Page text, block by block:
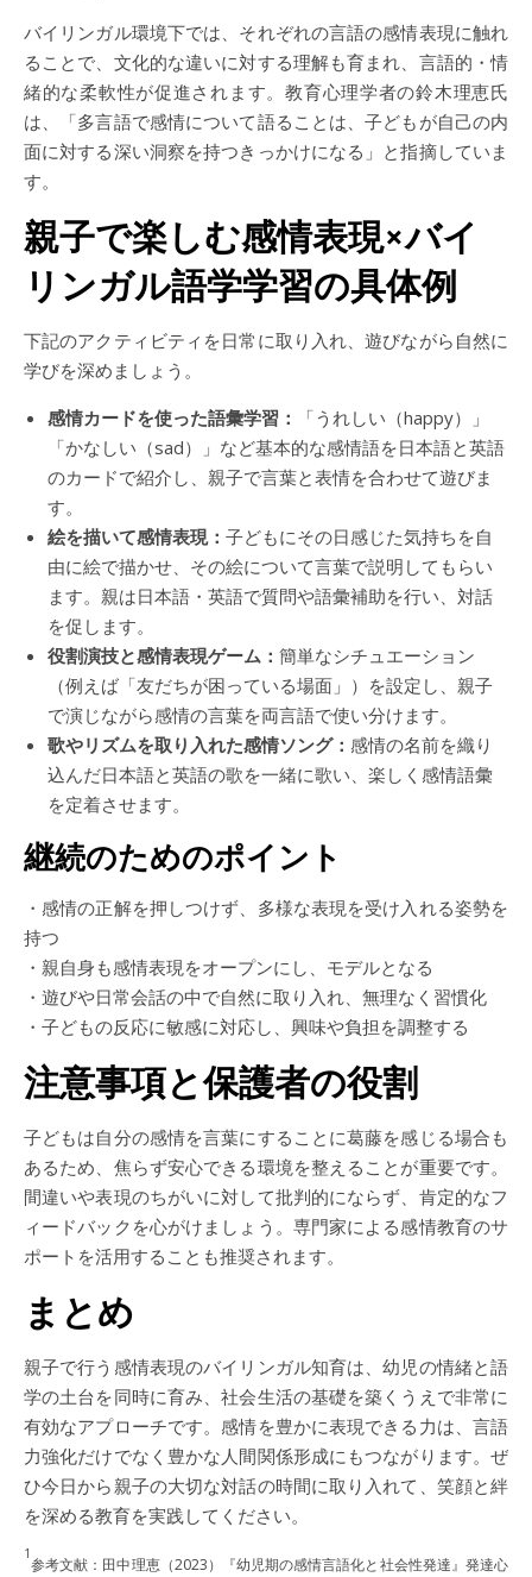
バイリンガル環境下では、それぞれの言語の感情表現に触れ
ることで、文化的な違いに対する理解も育まれ、言語的・情
緒的な柔軟性が促進されます。教育心理学者の鈴木理恵氏
は、「多言語で感情について語ることは、子どもが自己の内
面に対する深い洞察を持つきっかけになる」と指摘していま
す。
親子で楽しむ感情表現×バイ
リンガル語学学習の具体例
下記のアクティビティを日常に取り入れ、遊びながら自然に
学びを深めましょう。
感情カードを使った語彙学習：
「うれしい（happy）」
「かなしい（sad）」など基本的な感情語を日本語と英語
のカードで紹介し、親子で言葉と表情を合わせて遊びま
す。
絵を描いて感情表現： 子どもにその日感じた気持ちを自
由に絵で描かせ、その絵について言葉で説明してもらい
ます。親は日本語・英語で質問や語彙補助を行い、対話
を促します。
役割演技と感情表現ゲーム： 簡単なシチュエーション
（例えば「友だちが困っている場面」）を設定し、親子
で演じながら感情の言葉を両言語で使い分けます。
歌やリズムを取り入れた感情ソング： 感情の名前を織り
込んだ日本語と英語の歌を一緒に歌い、楽しく感情語彙
を定着させます。
継続のためのポイント
・感情の正解を押しつけず、多様な表現を受け入れる姿勢を
持つ
・親自身も感情表現をオープンにし、モデルとなる
・遊びや日常会話の中で自然に取り入れ、無理なく習慣化
・子どもの反応に敏感に対応し、興味や負担を調整する
注意事項と保護者の役割
子どもは自分の感情を言葉にすることに葛藤を感じる場合も
あるため、焦らず安心できる環境を整えることが重要です。
間違いや表現のちがいに対して批判的にならず、肯定的なフ
ィードバックを心がけましょう。専門家による感情教育のサ
ポートを活用することも推奨されます。
まとめ
親子で行う感情表現のバイリンガル知育は、幼児の情緒と語
学の土台を同時に育み、社会生活の基礎を築くうえで非常に
有効なアプローチです。感情を豊かに表現できる力は、言語
力強化だけでなく豊かな人間関係形成にもつながります。ぜ
ひ今日から親子の大切な対話の時間に取り入れて、笑顔と絆
を深める教育を実践してください。
1
参考文献：田中理恵（2023）『幼児期の感情言語化と社会性発達』発達心